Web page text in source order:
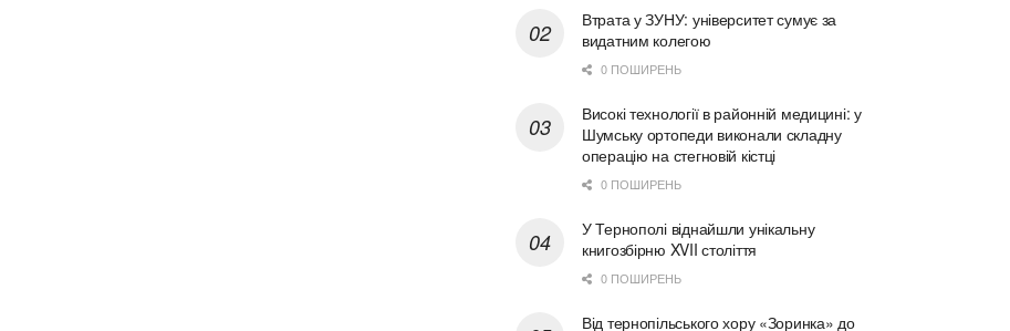
Втрата у ЗУНУ: університет сумує за
видатним колегою
0 ПОШИРЕНЬ
Високі технології в районній медицині: у
Шумську ортопеди виконали складну
операцію на стегновій кістці
0 ПОШИРЕНЬ
У Тернополі віднайшли унікальну
книгозбірню XVII століття
0 ПОШИРЕНЬ
Від тернопільського хору «Зоринка» до